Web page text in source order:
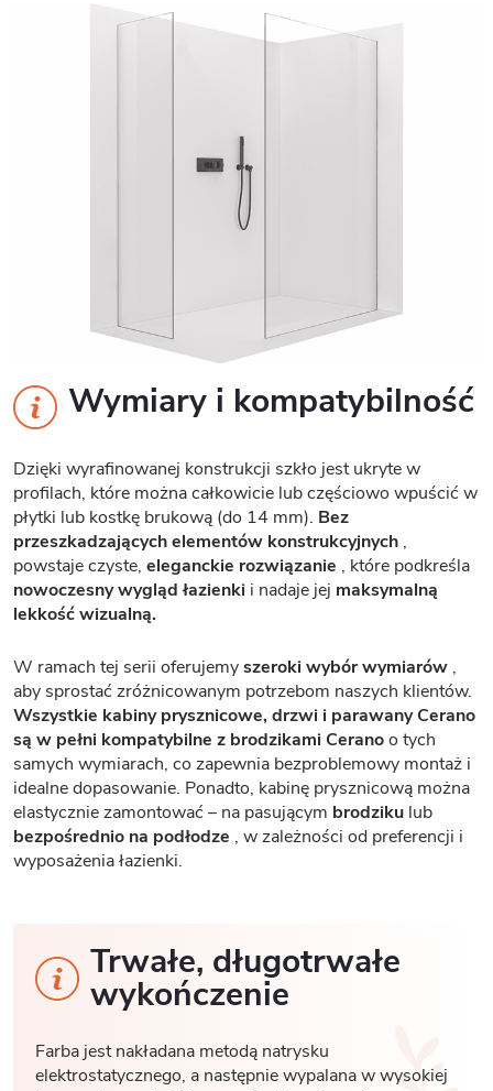
Wymiary i kompatybilność
Dzięki wyrafinowanej konstrukcji szkło jest ukryte w
profilach, które można całkowicie lub częściowo wpuścić w
płytki lub kostkę brukową (do 14 mm). Bez
przeszkadzających elementów konstrukcyjnych ,
powstaje czyste, eleganckie rozwiązanie , które podkreśla
nowoczesny wygląd łazienki i nadaje jej maksymalną
lekkość wizualną.
W ramach tej serii oferujemyszeroki wybór wymiarów ,
aby sprostać zróżnicowanym potrzebom naszych klientów.
Wszystkie kabiny prysznicowe, drzwi i parawany Cerano
są w pełni kompatybilne z brodzikami Ceranoo tych
samych wymiarach, co zapewnia bezproblemowy montaż i
idealne dopasowanie. Ponadto, kabinę prysznicową można
elastycznie zamontować – na pasującym brodziku lub
bezpośrednio na podłodze , w zależności od preferencji i
wyposażenia łazienki.
Trwałe, długotrwałe
wykończenie
Farba jest nakładana metodą natrysku
elektrostatycznego, a następnie wypalana w wysokiej